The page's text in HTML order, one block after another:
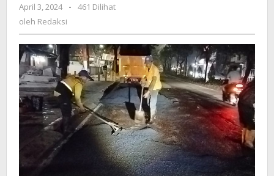
4.440
April 3, 2024
oleh
-
461 Dilihat
oleh Redaksi